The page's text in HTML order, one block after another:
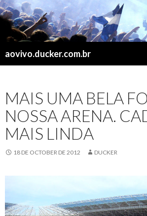
aovivo.ducker.com.br
MAIS UMA BELA
NOSSA ARENA.
MAIS LINDA
18 DE OCTOBER DE 2012 DUCKER